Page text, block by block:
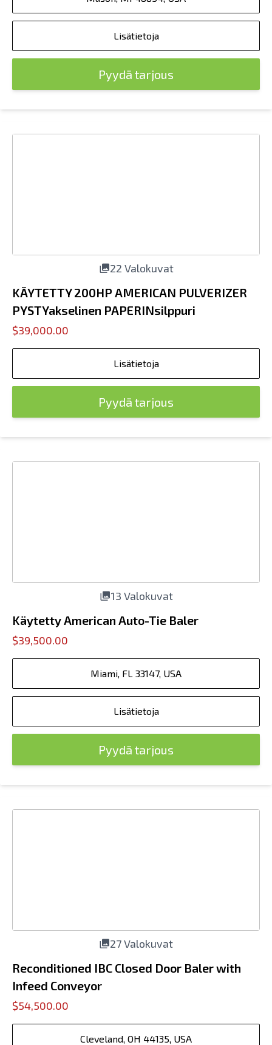
Lisätietoja
Pyydä tarjous
22 Valokuvat
KÄYTETTY 200HP AMERICAN PULVERIZER
PYSTYakselinen PAPERINsilppuri
$39,000.00
Lisätietoja
Pyydä tarjous
13 Valokuvat
Käytetty American Auto-Tie Baler
$39,500.00
Miami, FL 33147, USA
Lisätietoja
Pyydä tarjous
27 Valokuvat
Reconditioned IBC Closed Door Baler with
Infeed Conveyor
$54,500.00
Cleveland, OH 44135, USA